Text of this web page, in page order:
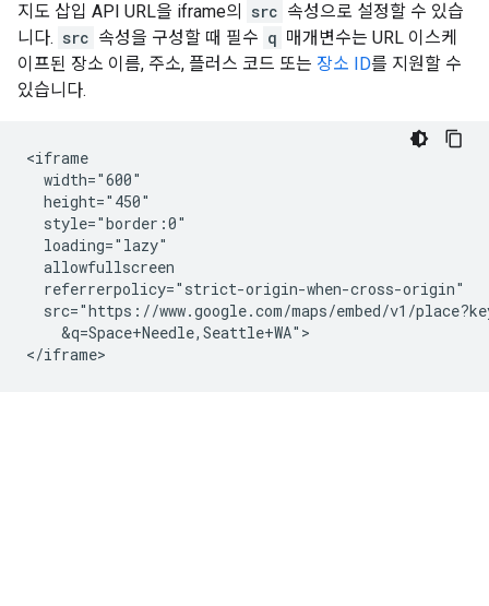
지도 삽입 API URL을 iframe의 src 속성으로 설정할 수 있습
니다. src 속성을 구성할 때 필수 q 매개변수는 URL 이스케
이프된 장소 이름, 주소, 플러스 코드 또는 장소 ID를 지원할 수
있습니다.
<iframe
  width="600"
  height="450"
  style="border:0"
  loading="lazy"
  allowfullscreen
  referrerpolicy="strict-origin-when-cross-origin"
src="https://www.google.com/maps/embed/v1/
    &q=Space+Needle,Seattle+WA">
</iframe>